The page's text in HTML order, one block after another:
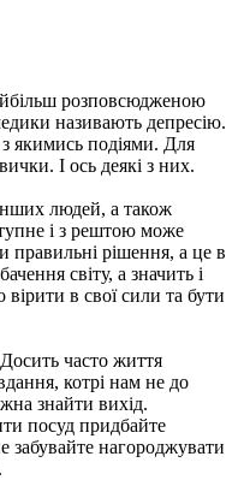
розповсюдженою
називають депресію.
з якимись подіями. Для
І ось деякі з них.
людей, а також
і з рештою може
правильні рішення, а це в
світу, а значить і
вірити в свої сили та бути
часто життя
котрі нам не до
знайти вихід.
посуд придбайте
нагороджувати